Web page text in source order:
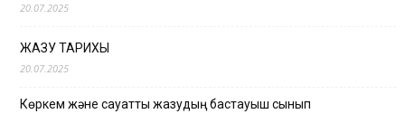
20.07.2025
ЖАЗУ ТАРИХЫ
20.07.2025
Көркем және сауатты жазудың бастауыш сынып